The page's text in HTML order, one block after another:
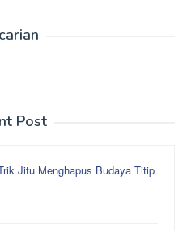
Post
Jitu Menghapus Budaya Titip